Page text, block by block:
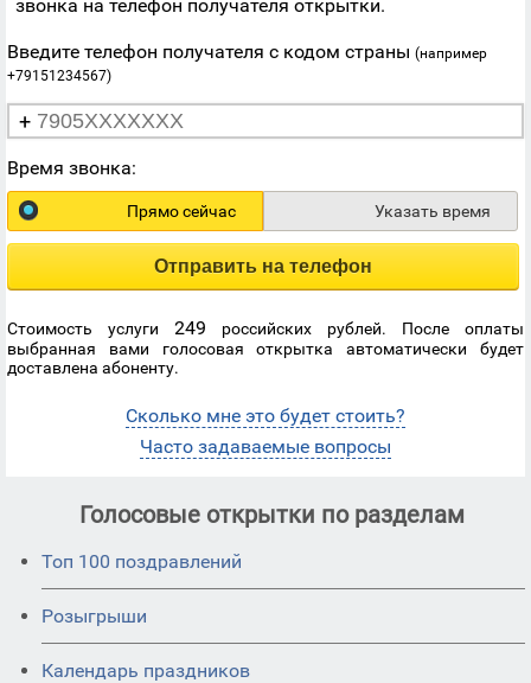
звонка на телефон получателя открытки.
Введите телефон получателя с кодом страны (например
+79151234567)
+
Время звонка:
Прямо сейчас Указать время
Отправить на телефон
Стоимость услуги 249 российских рублей. После оплаты
выбранная вами голосовая открытка автоматически будет
доставлена абоненту.
Сколько мне это будет стоить?
Часто задаваемые вопросы
Голосовые открытки по разделам
Топ 100 поздравлений
Розыгрыши
Календарь праздников